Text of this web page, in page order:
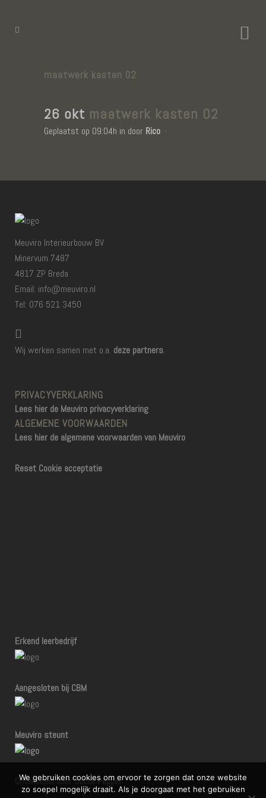
maatwerk kasten 02
26 okt maatwerk kasten 02
Geplaatst op 09:04h in door Rico
Meuviro Interieurbouw BV
Minervum 7487
4817 ZP Breda
Email: info@meuviro.nl
Tel: 076 521 3450
Wij werken samen met o.a. deze partners.
PRIVACYVERKLARING
Lees hier de Meuviro privacyverklaring
ALGEMENE VOORWAARDEN
Lees hier de algemene voorwaarden van Meuviro
Reset Cookie acceptatie
Erkend leerbedrijf
Aangesloten bij CBM
Meuviro steunt
Ontwikkeld door Social Pepper
We gebruiken cookies om ervoor te zorgen dat onze website
zo soepel mogelijk draait. Als je doorgaat met het gebruiken